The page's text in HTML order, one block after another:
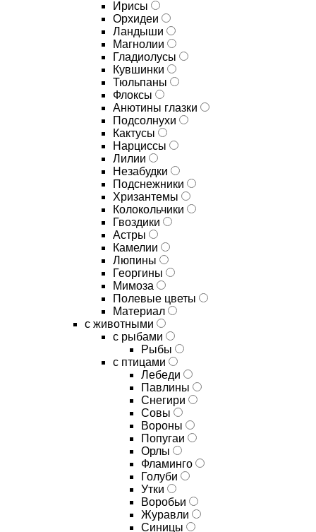
Ирисы
Орхидеи
Ландыши
Магнолии
Гладиолусы
Кувшинки
Тюльпаны
Флоксы
Анютины глазки
Подсолнухи
Кактусы
Нарциссы
Лилии
Незабудки
Подснежники
Хризантемы
Колокольчики
Гвоздики
Астры
Камелии
Люпины
Георгины
Мимоза
Полевые цветы
Материал
с животными
с рыбами
Рыбы
с птицами
Лебеди
Павлины
Снегири
Совы
Вороны
Попугаи
Орлы
Фламинго
Голуби
Утки
Воробьи
Журавли
Синицы